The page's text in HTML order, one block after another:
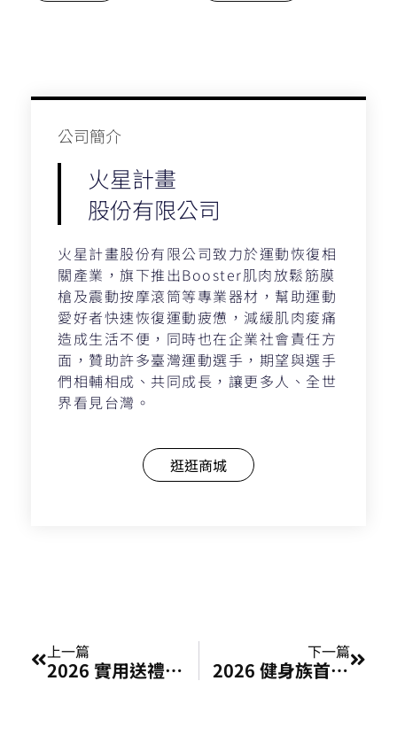
公司簡介​
火星計畫
股份有限公司
火星計畫股份有限公司致力於運動恢復相
關產業，旗下推出Booster肌肉放鬆筋膜
槍及震動按摩滾筒等專業器材，幫助運動
愛好者快速恢復運動疲憊，減緩肌肉痠痛
造成生活不便，同時也在企業社會責任方
面，贊助許多臺灣運動選手，期望與選手
們相輔相成、共同成長，讓更多人、全世
界看見台灣。
逛逛商城
上一篇
2026 實用送禮首選推薦！健康新顯學：用 Booster 筋膜槍傳遞最貼心的溫暖
下一篇
2026 健身族首選推薦！硬核修復神機：為什麼 Booster 筋膜槍是你的肌肉救星？